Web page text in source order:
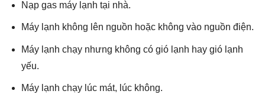
Nạp gas máy lạnh tại nhà.
Máy lạnh không lên nguồn hoặc không vào nguồn điện.
Máy lạnh chạy nhưng không có gió lạnh hay gió lạnh
yếu.
Máy lạnh chạy lúc mát, lúc không.